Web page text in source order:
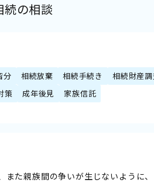
続の相談
分 相続放棄 相続手続き
相続財産
策 成年後見 家族信託
また親族間の争いが生じないように